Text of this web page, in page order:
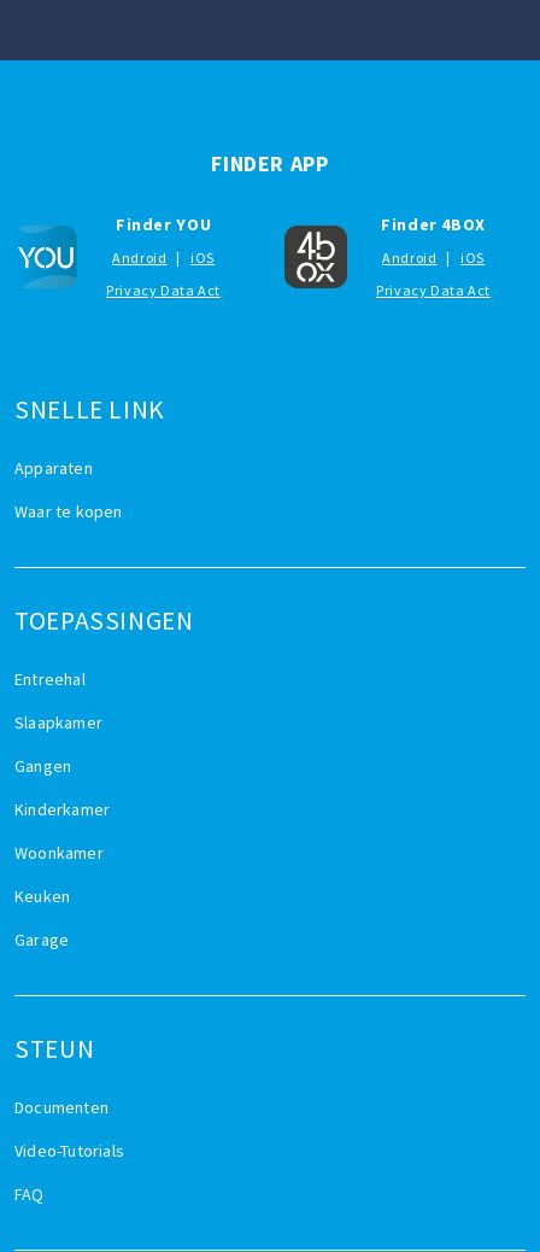
SNELLE LINK
Apparaten
Waar te kopen
TOEPASSINGEN
Entreehal
Slaapkamer
Gangen
Kinderkamer
Woonkamer
Keuken
Garage
STEUN
Documenten
Video-Tutorials
FAQ
FINDER APP
Finder YOU
Android |
iOS
Privacy Data Act
Finder 4BOX
Android |
iOS
Privacy Data Act